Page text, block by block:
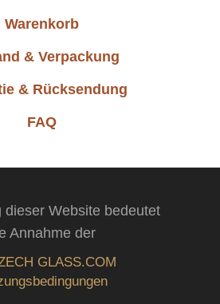
Warenkorb
& Verpackung
& Rücksendung
FAQ
dieser Website bedeutet
Annahme der
GLASS.COM